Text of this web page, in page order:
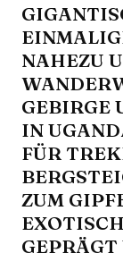
NAHEZU
GEBIRGE
IN
FÜR
ZUM